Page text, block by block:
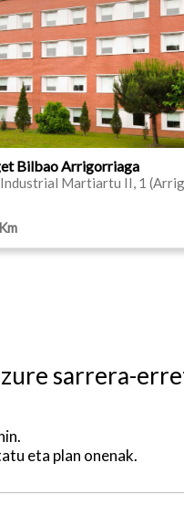
Bilbao Arrigorriaga
Martiartu II, 1
sarrera-
eta plan onenak.